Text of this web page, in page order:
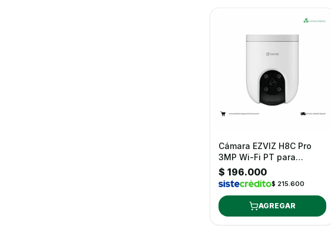
Cámara EZVIZ H8C Pro
3MP Wi-Fi PT para
Exteriores
$ 196.000
$ 215.600
AGREGAR